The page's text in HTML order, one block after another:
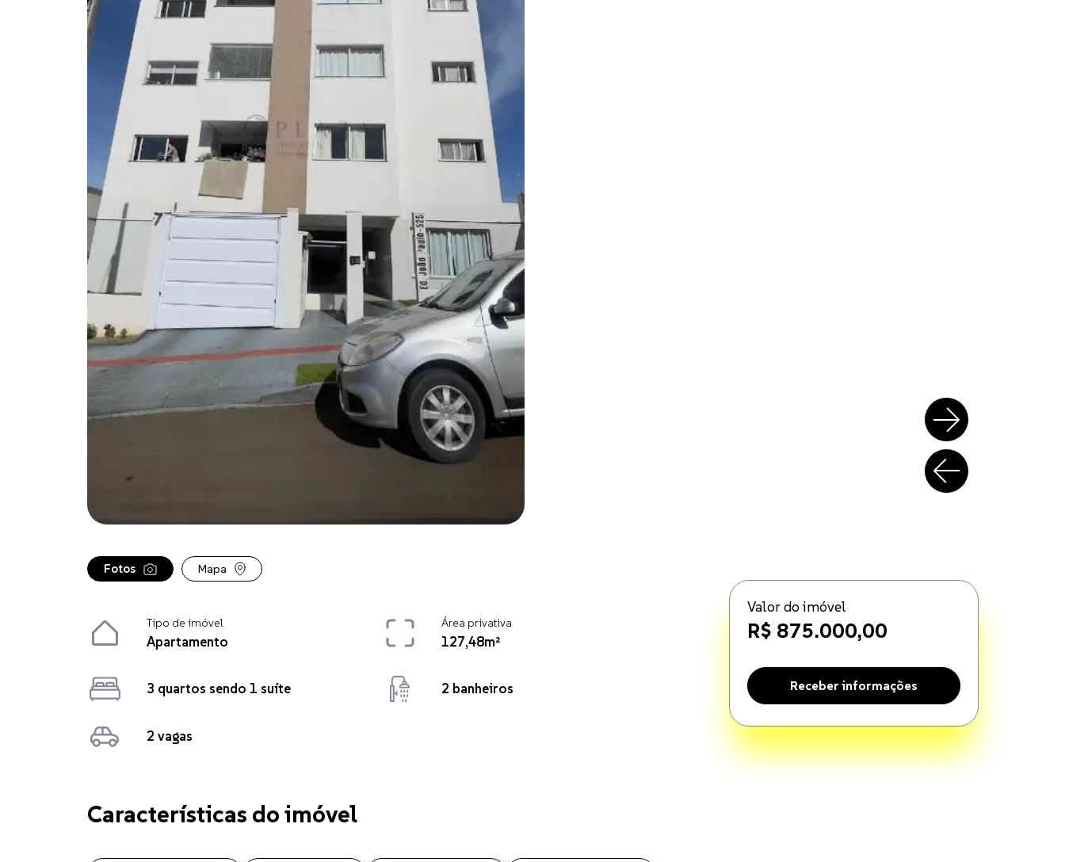
Fotos Mapa
Tipo de imóvel
Apartamento
Área privativa
127,48m²
3 quartos sendo 1 suíte 2 banheiros
2 vagas
Apartamento localizado no bairro São Cristóvão em Chapecó. O imóvel conta ainda com Aquecimento elétrico, Ar condicionado, Armário na cozinha, Armário no banheiro. Disponível por R$
Características do imóvel
Valor do imóvel
R$ 875.000,00
Receber informações